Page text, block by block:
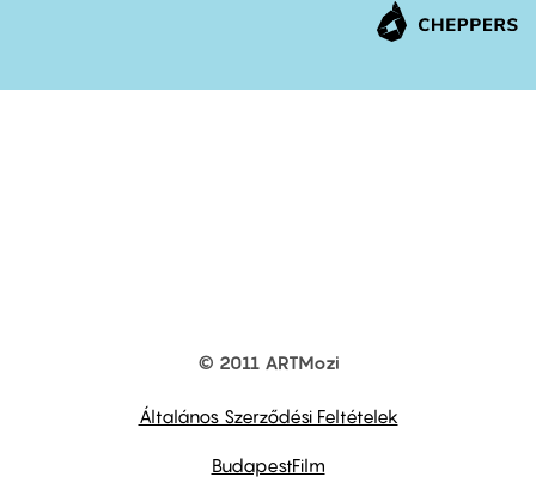
© 2011 ARTMozi
Általános Szerződési Feltételek
BudapestFilm